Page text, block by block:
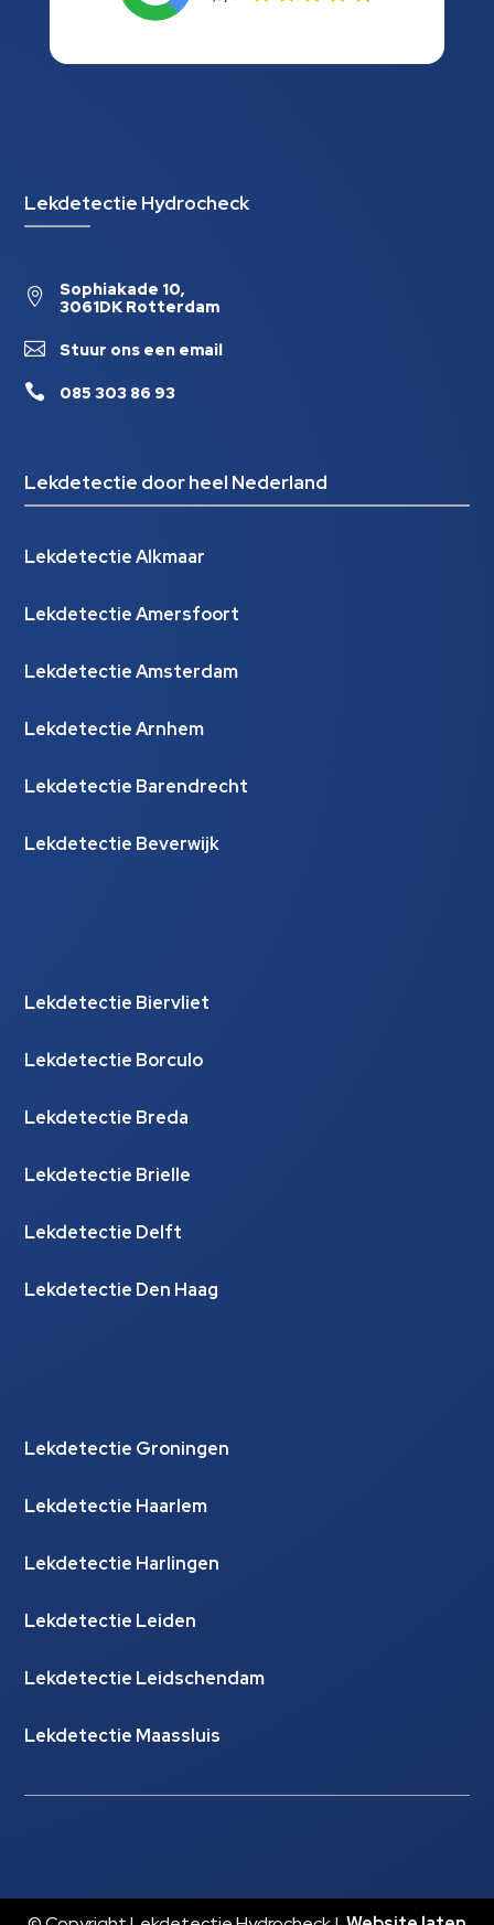
Lekdetectie Hydrocheck

Sophiakade 10,
3061DK Rotterdam
 Stuur ons een email
 085 303 86 93
Lekdetectie door heel Nederland
Lekdetectie Alkmaar
Lekdetectie Amersfoort
Lekdetectie Amsterdam
Lekdetectie Arnhem
Lekdetectie Barendrecht
Lekdetectie Beverwijk
Lekdetectie Biervliet
Lekdetectie Borculo
Lekdetectie Breda
Lekdetectie Brielle
Lekdetectie Delft
Lekdetectie Den Haag
Lekdetectie Groningen
Lekdetectie Haarlem
Lekdetectie Harlingen
Lekdetectie Leiden
Lekdetectie Leidschendam
Lekdetectie Maassluis